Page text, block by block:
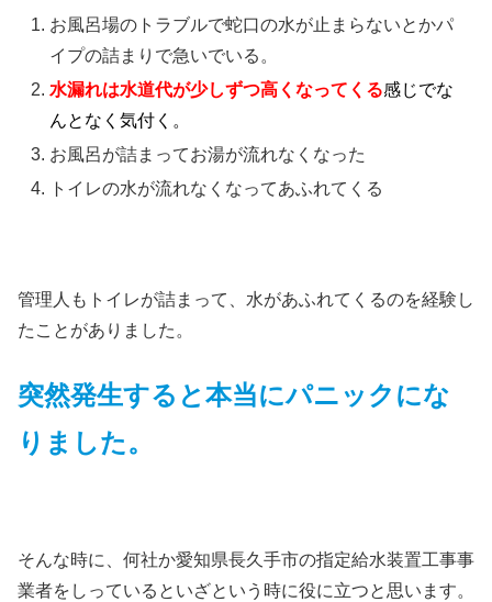
お風呂場のトラブルで蛇口の水が止まらないとかパ
イプの詰まりで急いでいる。
水漏れは水道代が少しずつ高くなってくる感じでな
んとなく気付く。
お風呂が詰まってお湯が流れなくなった
トイレの水が流れなくなってあふれてくる
管理人もトイレが詰まって、水があふれてくるのを経験し
たことがありました。
突然発生すると本当にパニックにな
りました。
そんな時に、何社か愛知県長久手市の指定給水装置工事事
業者をしっているといざという時に役に立つと思います。